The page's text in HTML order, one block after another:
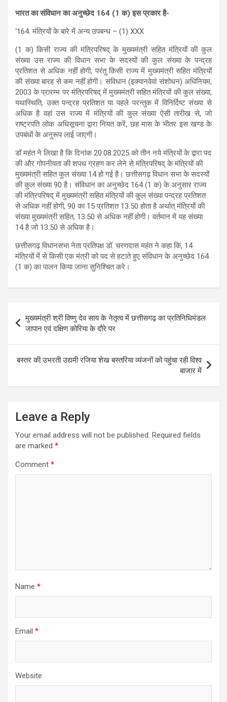
भारत का संविधान का अनुच्छेद 164 (1 क) इस प्रकार है-
‘164. मंत्रियों के बारे में अन्य उपबन्ध – (1) XXX
(1 क) किसी राज्य की मंत्रिपरिषद् के मुख्यमंत्री सहित मंत्रियों की कुल
संख्या उस राज्य की विधान सभा के सदस्यों की कुल संख्या के पन्द्रह
प्रतिशत से अधिक नहीं होगी, परंतु किसी राज्य में मुख्यमंत्री सहित मंत्रियों
की संख्या बारह से कम नहीं होगी। संविधान (इक्यानवेवां संशोधन) अधिनियम,
2003 के प्रारम्भ पर मंत्रिपरिषद् में मुख्यमंत्री सहित मंत्रियों की कुल संख्या,
यथास्थिति, उक्त पन्द्रह प्रतिशत या पहले परन्तुक में विनिर्दिष्ट संख्या से
अधिक है वहां उस राज्य में मंत्रियों की कुल संख्या ऐसी तारीख से, जो
राष्ट्रपति लोक अधिसूचना द्वारा नियत करें, छह मास के भीतर इस खण्ड के
उपबंधों के अनुरूप लाई जाएगी।
डॉ महंत ने लिखा है कि दिनांक 20.08.2025 को तीन नये मंत्रियों के द्वारा पद
की और गोपनीयता की शपथ ग्रहण कर लेने से मंत्रिपरिषद् के मंत्रियों की
मुख्यमंत्री सहित कुल संख्या 14 हो गई है। छत्तीसगढ़ विधान सभा के सदस्यों
की कुल संख्या 90 है। संविधान का अनुच्छेद 164 (1 क) के अनुसार राज्य
की मंत्रिपरिषद् में मुख्यमंत्री सहित मंत्रियों की कुल संख्या पन्द्रह प्रतिशत
से अधिक नहीं होगी, 90 का 15 प्रतिशत 13.50 होता है अर्थात् मंत्रियों की
संख्या मुख्यमंत्री सहित, 13.50 से अधिक नहीं होगी। वर्तमान में यह संख्या
14 है जो 13.50 से अधिक है।
छत्तीसगढ़ विधानसभा नेता प्रतिपक्ष डॉ. चरणदास महंत ने कहा कि, 14
मंत्रियों में से किसी एक मंत्री को पद से हटाते हुए संविधान के अनुच्छेद 164
(1 क) का पालन किया जाना सुनिश्चित करे।
navigation
मुख्यमंत्री श्री विष्णु देव साय के नेतृत्व में छत्तीसगढ़ का प्रतिनिधिमंडल
जापान एवं दक्षिण कोरिया के दौरे पर
बस्तर की उभरती उद्यमी रजिया शेख बस्तरिया व्यंजनों को पहुंचा रही विश्व
बाजार में
Leave a Reply
Your email address will not be published. Required fields
are marked *
Comment *
Name *
Email *
Website